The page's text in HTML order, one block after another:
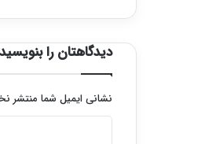
دیدگاهتان را بنویسید
نشانی ایمیل شما منتشر